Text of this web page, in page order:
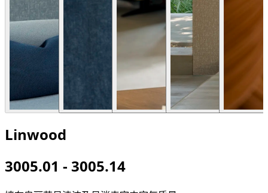
Linwood
3005.01 - 3005.14